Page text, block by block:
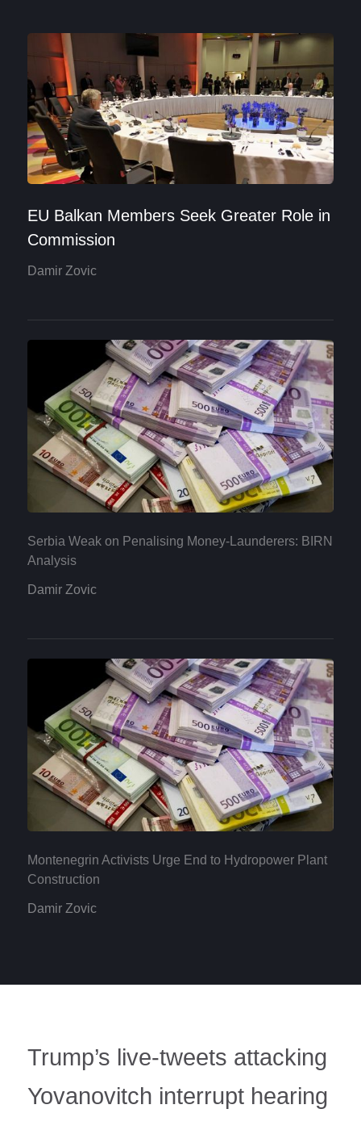
EU Balkan Members Seek Greater Role in
Commission
Damir Zovic
Serbia Weak on Penalising Money-Launderers: BIRN
Analysis
Damir Zovic
Montenegrin Activists Urge End to Hydropower Plant
Construction
Damir Zovic
Trump’s live-tweets attacking
Yovanovitch interrupt hearing